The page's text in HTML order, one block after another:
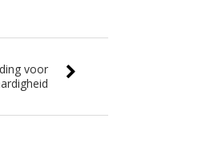
voor